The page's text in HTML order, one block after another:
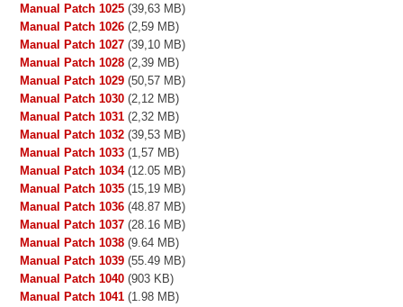
Manual Patch 1025 (39,63 MB)
Manual Patch 1026 (2,59 MB)
Manual Patch 1027 (39,10 MB)
Manual Patch 1028 (2,39 MB)
Manual Patch 1029 (50,57 MB)
Manual Patch 1030 (2,12 MB)
Manual Patch 1031 (2,32 MB)
Manual Patch 1032 (39,53 MB)
Manual Patch 1033 (1,57 MB)
Manual Patch 1034(12.05 MB)
Manual Patch 1035 (15,19 MB)
Manual Patch 1036 (48.87 MB)
Manual Patch 1037 (28.16 MB)
Manual Patch 1038 (9.64 MB)
Manual Patch 1039 (55.49 MB)
Manual Patch 1040 (903 KB)
Manual Patch 1041 (1.98 MB)